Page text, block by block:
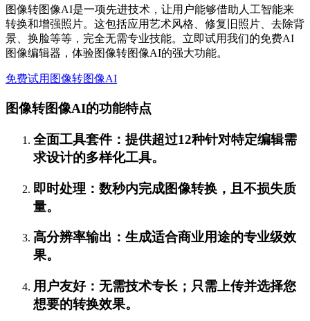
图像转图像AI是一项先进技术，让用户能够借助人工智能来
转换和增强照片。这包括应用艺术风格、修复旧照片、去除背
景、换脸等等，完全无需专业技能。立即试用我们的免费AI
图像编辑器，体验图像转图像AI的强大功能。
免费试用图像转图像AI
图像转图像AI的功能特点
全面工具套件：提供超过12种针对特定编辑需
求设计的多样化工具。
即时处理：数秒内完成图像转换，且不损失质
量。
高分辨率输出：生成适合商业用途的专业级效
果。
用户友好：无需技术专长；只需上传并选择您
想要的转换效果。